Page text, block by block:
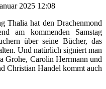
2025 12:08
Thalia hat den Drachenmond
am kommenden Samstag
über seine Bücher, das
Und natürlich signiert man
Grohe, Carolin Herrmann und
Christian Handel kommt auch